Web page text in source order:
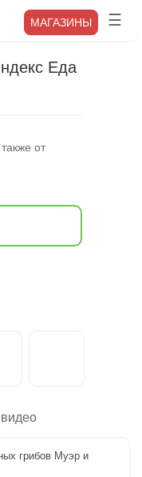
МАГАЗИНЫ
Еда
от
грибов Муэр и